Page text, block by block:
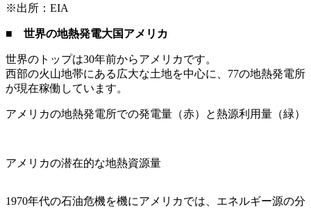
※出所：EIA
■ 世界の地熱発電大国アメリカ
世界のトップは30年前からアメリカです。
西部の火山地帯にある広大な土地を中心に、77の地熱発電所
が現在稼働しています。
アメリカの地熱発電所での発電量（赤）と熱源利用量（緑）
アメリカの潜在的な地熱資源量
1970年代の石油危機を機にアメリカでは、エネルギー源の分